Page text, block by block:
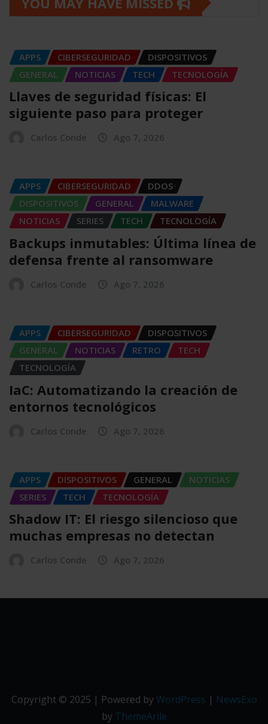
APPS CIBERSEGURIDAD
DISPOSITIVOS
GENERAL
NOTICIAS TECH TECNOLOGÍA
Llaves de seguridad físicas: El
siguiente paso para proteger
Carlos Conde Ago 7, 2026
APPS CIBERSEGURIDAD
DDOS
DISPOSITIVOS
GENERAL
MALWARE
NOTICIAS
SERIES TECH TECNOLOGÍA
Backups inmutables: Última línea de
defensa frente al ransomware
Carlos Conde Ago 7, 2026
APPS CIBERSEGURIDAD
DISPOSITIVOS
GENERAL
NOTICIAS RETRO
TECH
TECNOLOGÍA
IaC: Automatizando la creación de
entornos tecnológicos
Carlos Conde Ago 7, 2026
APPS DISPOSITIVOS GENERAL
NOTICIAS
SERIES
TECH TECNOLOGÍA
Shadow IT: El riesgo silencioso que
muchas empresas no detectan
Carlos Conde Ago 7, 2026
Copyright © 2025 | Powered byWordPress | NewsExo
by ThemeArile